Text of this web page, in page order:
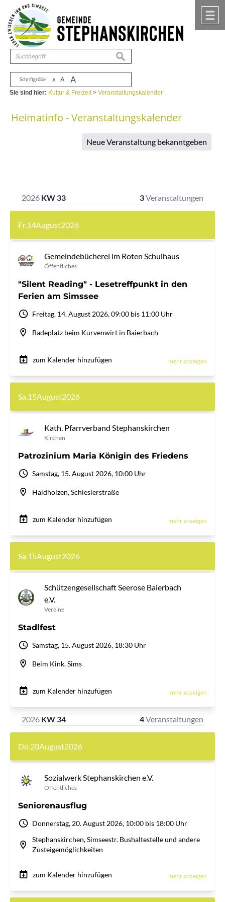
Zum Inhalt ,zur Navigation
Schriftgröße A A A
suchen
Sie sind hier: Kultur & Freizeit>Veranstaltungskalender
Heimatinfo - Veranstaltungskalender